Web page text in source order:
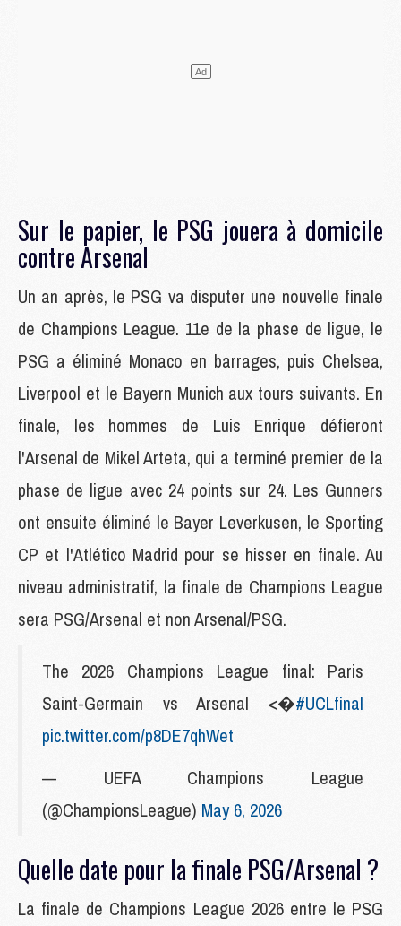
Sur le papier, le PSG jouera à domicile
contre Arsenal
Un an après, le PSG va disputer une nouvelle finale
de Champions League. 11e de la phase de ligue, le
PSG a éliminé Monaco en barrages, puis Chelsea,
Liverpool et le Bayern Munich aux tours suivants. En
finale, les hommes de Luis Enrique défieront
l'Arsenal de Mikel Arteta, qui a terminé premier de la
phase de ligue avec 24 points sur 24. Les Gunners
ont ensuite éliminé le Bayer Leverkusen, le Sporting
CP et l'Atlético Madrid pour se hisser en finale. Au
niveau administratif, la finale de Champions League
sera PSG/Arsenal et non Arsenal/PSG.
The 2026 Champions League final: Paris
Saint-Germain vs Arsenal <�#UCLfinal
pic.twitter.com/p8DE7qhWet
— UEFA Champions League
(@ChampionsLeague) May 6, 2026
Quelle date pour la finale PSG/Arsenal ?
La finale de Champions League 2026 entre le PSG